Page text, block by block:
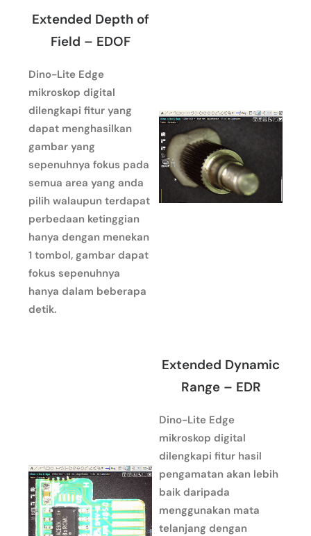
Extended Depth of
Field – EDOF
Dino-Lite Edge
mikroskop digital
dilengkapi fitur yang
dapat menghasilkan
gambar yang
sepenuhnya fokus pada
semua area yang anda
pilih walaupun terdapat
perbedaan ketinggian
hanya dengan menekan
1 tombol, gambar dapat
fokus sepenuhnya
hanya dalam beberapa
detik.
Extended Dynamic
Range – EDR
Dino-Lite Edge
mikroskop digital
dilengkapi fitur hasil
pengamatan akan lebih
baik daripada
menggunakan mata
telanjang dengan